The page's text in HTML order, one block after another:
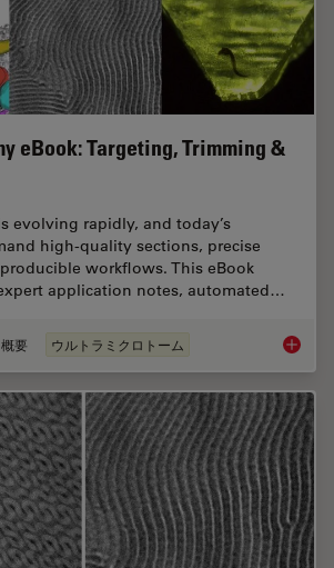
eBook: Targeting, Trimming &
evolving rapidly, and today’s
high‑quality sections, precise
workflows. This eBook
application notes, automated…
概要 ウルトラミクロトーム